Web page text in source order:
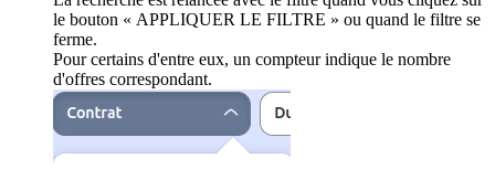
le bouton « APPLIQUER LE FILTRE » ou quand le filtre se
ferme.
Pour certains d'entre eux, un compteur indique le nombre
d'offres correspondant.